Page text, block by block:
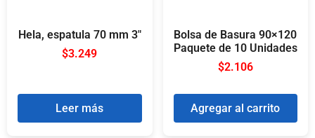
Hela, espatula 70 mm 3″
$3.249
Leer más
Bolsa de Basura 90×120
Paquete de 10 Unidades
$2.106
Agregar al carrito